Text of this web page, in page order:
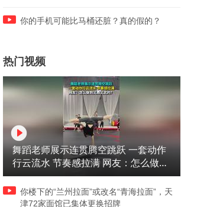
你的手机可能比马桶还脏？真的假的？
热门视频
舞蹈老师展示连贯腾空跳跃 一套动作
行云流水 节奏感拉满 网友：怎么做到
又舞又武的？
你楼下的“兰州拉面”或改名“青海拉面”，天
津72家面馆已集体更换招牌